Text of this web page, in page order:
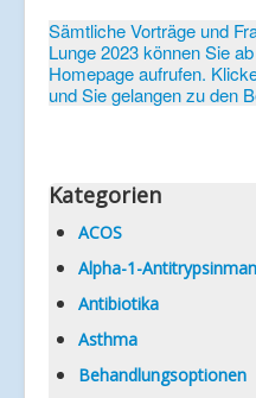
Verein
Patientenbroschüren
Mediathek
Aktuelles
Veranstaltungen
Informationen
Sämtliche Vorträge und
Lunge 2023 können Sie
Homepage aufrufen.
und Sie gelangen zu den
Kategorien
ACOS
Alpha-1-
Antibiotika
Asthma
Behandlungsoptionen